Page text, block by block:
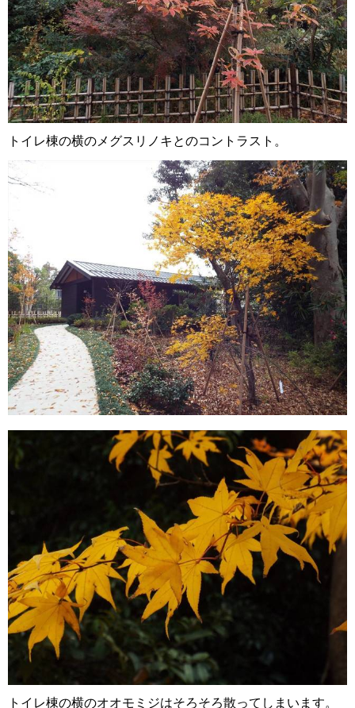
トイレ棟の横のメグスリノキとのコントラスト。
トイレ棟の横のオオモミジはそろそろ散ってしまいます。